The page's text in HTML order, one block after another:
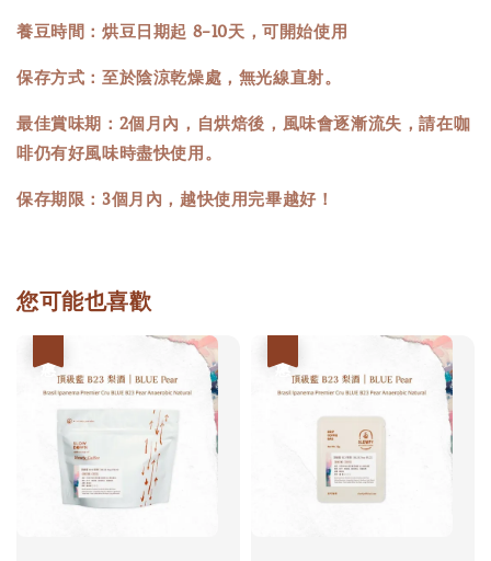
養豆時間：烘豆日期起 8-10天，可開始使用
保存方式：至於陰涼乾燥處，無光線直射。
最佳賞味期：2個月內，自烘焙後，風味會逐漸流失，請在咖
啡仍有好風味時盡快使用。
保存期限：3個月內，越快使用完畢越好！
您可能也喜歡